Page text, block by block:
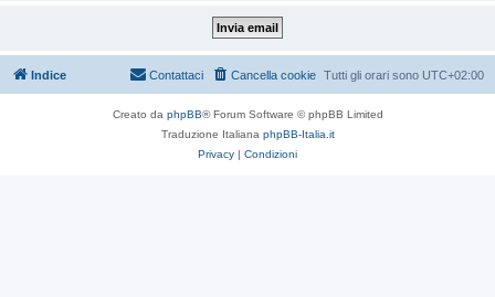
Indice Tutti gli orari sono UTC+02:00
Cancella cookie
Contattaci
Creato da phpBB® Forum Software © phpBB Limited
Traduzione Italiana phpBB-Italia.it
Privacy | Condizioni